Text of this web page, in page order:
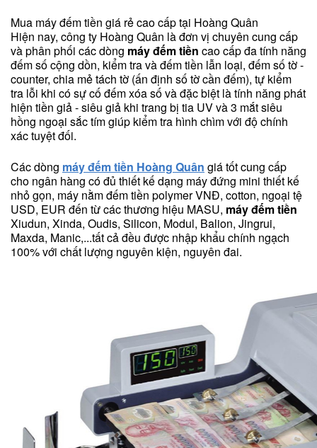
Mua máy đếm tiền giá rẻ cao cấp tại Hoàng Quân
Hiện nay, công ty Hoàng Quân là đơn vị chuyên cung cấp
và phân phối các dòng máy đếm tiền cao cấp đa tính năng
đếm số cộng dồn, kiểm tra và đếm tiền lẫn loại, đếm số tờ -
counter, chia mẻ tách tờ (ấn định số tờ cần đếm), tự kiểm
tra lỗi khi có sự cố đếm xóa số và đặc biệt là tính năng phát
hiện tiền giả - siêu giả khi trang bị tia UV và 3 mắt siêu
hồng ngoại sắc tím giúp kiểm tra hình chìm với độ chính
xác tuyệt đối.
Các dòng máy đếm tiền Hoàng Quân giá tốt cung cấp
cho ngân hàng có đủ thiết kế dạng máy đứng mini thiết kế
nhỏ gọn, máy nằm đếm tiền polymer VNĐ, cotton, ngoại tệ
USD, EUR đến từ các thương hiệu MASU, máy đếm tiền
Xiudun, Xinda, Oudis, Silicon, Modul, Balion, Jingrui,
Maxda, Manic,...tất cả đều được nhập khẩu chính ngạch
100% với chất lượng nguyên kiện, nguyên đai.